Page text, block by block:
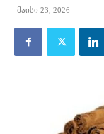
მაისი 23, 2026